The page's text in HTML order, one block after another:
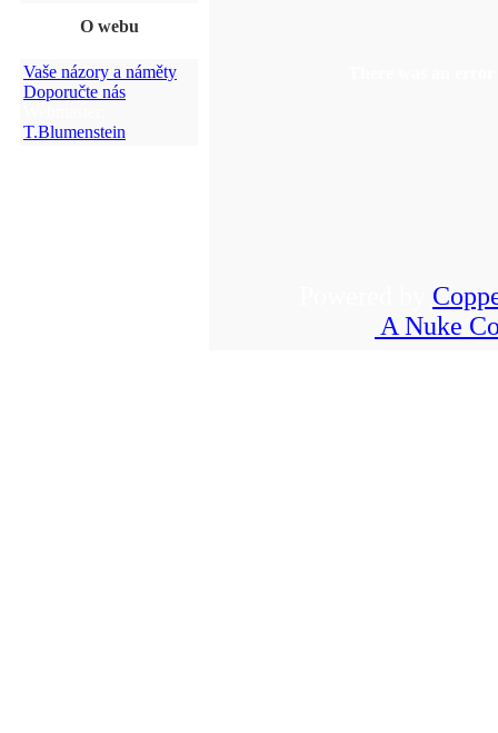
O webu
Vaše názory a náměty
Doporučte nás
T.Blumenstein
A Nuke